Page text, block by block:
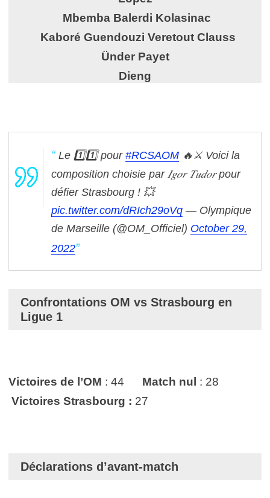
Mbemba Balerdi Kolasinac
Kaboré Guendouzi Veretout Clauss
Ünder Payet
Dieng
Le 1️⃣1️⃣ pour #RCSAOM 🔥⚔️ Voici la
composition choisie par 𝐼𝑔𝑜𝑟 𝑇𝑢𝑑𝑜𝑟 pour
défier Strasbourg ! 💥
pic.twitter.com/dRIch29oVq — Olympique
de Marseille (@OM_Officiel) October 29,
2022
Confrontations OM vs Strasbourg en
Ligue 1
Victoires de l’OM : 44 Match nul : 28
Victoires Strasbourg : 27
Déclarations d’avant-match